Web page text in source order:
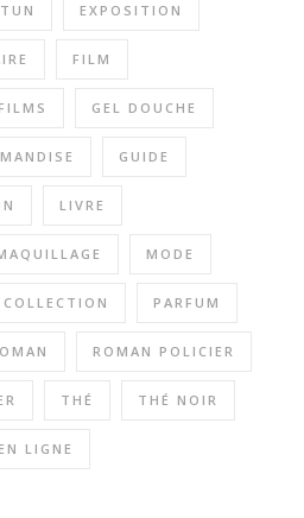
EXPOSITION
FILM
FILMS GEL DOUCHE
GUIDE
LIVRE
MODE
PARFUM
ROMAN POLICIER
THÉ THÉ NOIR
LIGNE